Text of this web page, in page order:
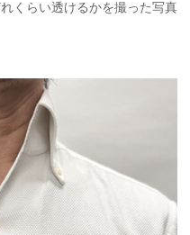
くらい透けるかを撮った写真